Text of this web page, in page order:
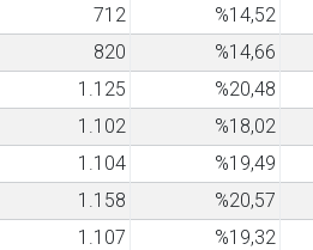
712 %14,52
820 %14,66
1.125 %20,48
1.102 %18,02
1.104 %19,49
1.158 %20,57
1.107 %19,32